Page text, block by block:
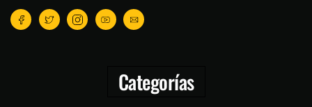
Categorías